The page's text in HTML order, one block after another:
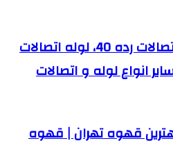
فروش انواع لوله اتصالات رده 40، لوله اتصالات
انواع لوله و اتصالات
قهوه تهران | قهوه